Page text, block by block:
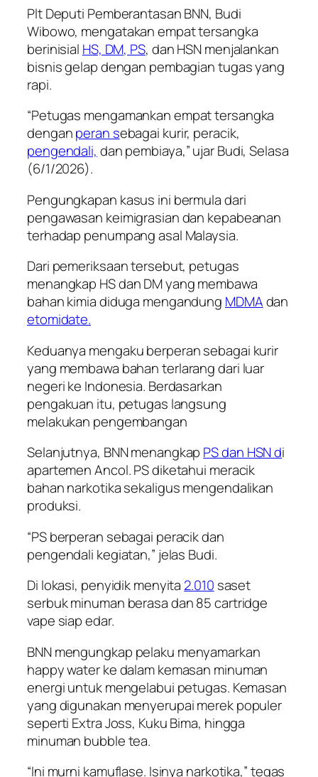
Plt Deputi Pemberantasan BNN, Budi
Wibowo, mengatakan empat tersangka
berinisial HS, DM, PS, dan HSN menjalankan
bisnis gelap dengan pembagian tugas yang
rapi.
“Petugas mengamankan empat tersangka
denganperan sebagai kurir, peracik,
pengendali, dan pembiaya,” ujar Budi, Selasa
(6/1/2026).
Pengungkapan kasus ini bermula dari
pengawasan keimigrasian dan kepabeanan
terhadap penumpang asal Malaysia.
Dari pemeriksaan tersebut, petugas
menangkap HS dan DM yang membawa
bahan kimia diduga mengandung MDMAdan
etomidate.
Keduanya mengaku berperan sebagai kurir
yang membawa bahan terlarang dari luar
negeri ke Indonesia. Berdasarkan
pengakuan itu, petugas langsung
melakukan pengembangan
Selanjutnya, BNN menangkap PS dan HSN di
apartemen Ancol. PS diketahui meracik
bahan narkotika sekaligus mengendalikan
produksi.
“PS berperan sebagai peracik dan
pengendali kegiatan,” jelas Budi.
Di lokasi, penyidik menyita 2.010 saset
serbuk minuman berasa dan 85 cartridge
vape siap edar.
BNN mengungkap pelaku menyamarkan
happy water ke dalam kemasan minuman
energi untuk mengelabui petugas. Kemasan
yang digunakan menyerupai merek populer
seperti Extra Joss, Kuku Bima, hingga
minuman bubble tea.
“Ini murni kamuflase. Isinya narkotika,” tegas